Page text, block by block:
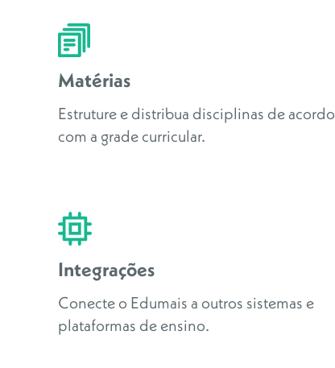
Matérias
Estruture e distribua disciplinas de acordo
com a grade curricular.
Integrações
Conecte o Edumais a outros sistemas e
plataformas de ensino.